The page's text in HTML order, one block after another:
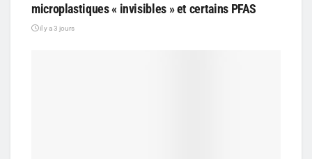
microplastiques « invisibles » et certains PFAS
il y a 3 jours